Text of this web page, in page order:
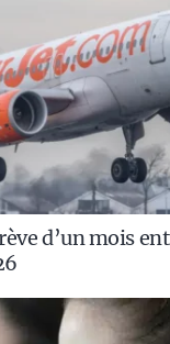
d’un mois